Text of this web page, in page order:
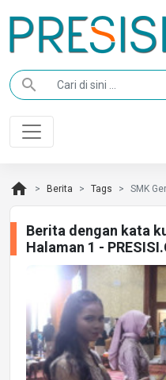
search
home Berita Tags SMK
Berita dengan kata
Halaman 1 -